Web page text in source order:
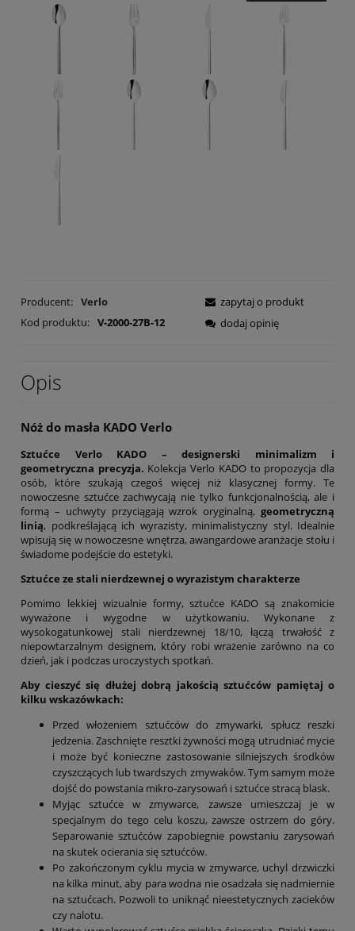
Producent: Verlo
Kod produktu: V-2000-27B-12
zapytaj o produkt
dodaj opinię
Opis
Nóż do masła KADO Verlo
Sztućce Verlo KADO – designerski minimalizm i
geometryczna precyzja. Kolekcja Verlo KADO to propozycja dla
osób, które szukają czegoś więcej niż klasycznej formy. Te
nowoczesne sztućce zachwycają nie tylko funkcjonalnością, ale i
formą – uchwyty przyciągają wzrok oryginalną, geometryczną
linią, podkreślającą ich wyrazisty, minimalistyczny styl. Idealnie
wpisują się w nowoczesne wnętrza, awangardowe aranżacje stołu i
świadome podejście do estetyki.
Sztućce ze stali nierdzewnej o wyrazistym charakterze
Pomimo lekkiej wizualnie formy, sztućce KADO są znakomicie
wyważone i wygodne w użytkowaniu. Wykonane z
wysokogatunkowej stali nierdzewnej 18/10, łączą trwałość z
niepowtarzalnym designem, który robi wrażenie zarówno na co
dzień, jak i podczas uroczystych spotkań.
Aby cieszyć się dłużej dobrą jakością sztućców pamiętaj o
kilku wskazówkach:
Przed włożeniem sztućców do zmywarki, spłucz reszki
jedzenia. Zaschnięte resztki żywności mogą utrudniać mycie
i może być konieczne zastosowanie silniejszych środków
czyszczących lub twardszych zmywaków. Tym samym może
dojść do powstania mikro-zarysowań i sztućce stracą blask.
Myjąc sztućce w zmywarce, zawsze umieszczaj je w
specjalnym do tego celu koszu, zawsze ostrzem do góry.
Separowanie sztućców zapobiegnie powstaniu zarysowań
na skutek ocierania się sztućców.
Po zakończonym cyklu mycia w zmywarce, uchyl drzwiczki
na kilka minut, aby para wodna nie osadzała się nadmiernie
na sztućcach. Pozwoli to uniknąć nieestetycznych zacieków
czy nalotu.